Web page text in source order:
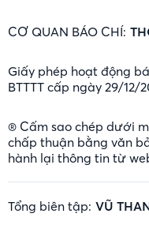
CƠ QUAN BÁO CHÍ:
Giấy phép hoạt động
BTTTT cấp ngày 29/12/
® Cấm sao chép dưới
chấp thuận bằng văn
hành lại thông tin từ
Tổng biên tập: VŨ